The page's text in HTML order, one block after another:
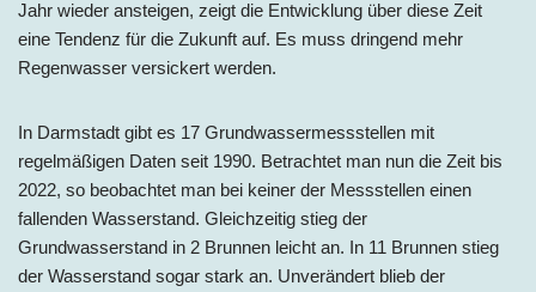
Jahr wieder ansteigen, zeigt die Entwicklung über diese Zeit
eine Tendenz für die Zukunft auf. Es muss dringend mehr
Regenwasser versickert werden.
In Darmstadt gibt es 17 Grundwassermessstellen mit
regelmäßigen Daten seit 1990. Betrachtet man nun die Zeit bis
2022, so beobachtet man bei keiner der Messstellen einen
fallenden Wasserstand. Gleichzeitig stieg der
Grundwasserstand in 2 Brunnen leicht an. In 11 Brunnen stieg
der Wasserstand sogar stark an. Unverändert blieb der